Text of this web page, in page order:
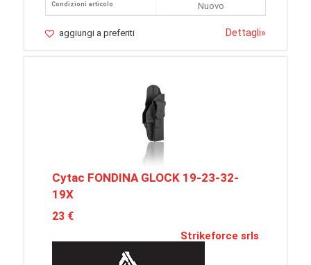
Condizioni articolo
Nuovo
aggiungi a preferiti Dettagli»
Cytac FONDINA GLOCK 19-23-32-
19X
23 €
Strikeforce srls